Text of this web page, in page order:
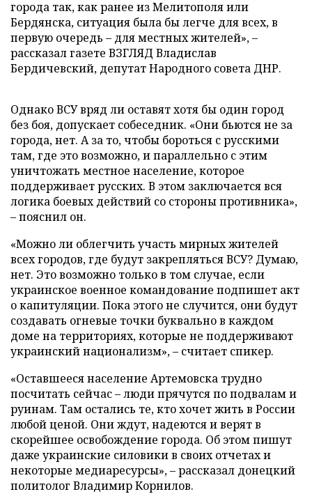
города так, как ранее из Мелитополя или
Бердянска, ситуация была бы легче для всех, в
первую очередь – для местных жителей», –
рассказал газете ВЗГЛЯД Владислав
Бердичевский, депутат Народного совета ДНР.
Однако ВСУ вряд ли оставят хотя бы один город
без боя, допускает собеседник. «Они бьются не за
города, нет. А за то, чтобы бороться с русскими
там, где это возможно, и параллельно с этим
уничтожать местное население, которое
поддерживает русских. В этом заключается вся
логика боевых действий со стороны противника»,
– пояснил он.
«Можно ли облегчить участь мирных жителей
всех городов, где будут закрепляться ВСУ? Думаю,
нет. Это возможно только в том случае, если
украинское военное командование подпишет акт
о капитуляции. Пока этого не случится, они будут
создавать огневые точки буквально в каждом
доме на территориях, которые не поддерживают
украинский национализм», – считает спикер.
«Оставшееся население Артемовска трудно
посчитать сейчас – люди прячутся по подвалам и
руинам. Там остались те, кто хочет жить в России
любой ценой. Они ждут, надеются и верят в
скорейшее освобождение города. Об этом пишут
даже украинские силовики в своих отчетах и
некоторые медиаресурсы», – рассказал донецкий
политолог Владимир Корнилов.